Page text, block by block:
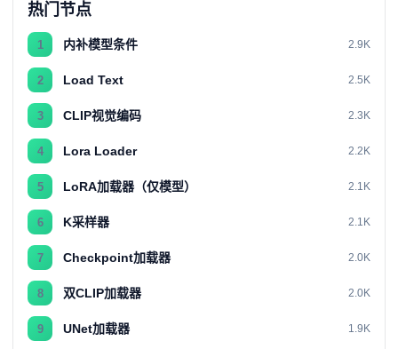
热门节点
1 内补模型条件 2.9K
2 Load Text 2.5K
3 CLIP视觉编码 2.3K
4 Lora Loader 2.2K
5 LoRA加载器（仅模型） 2.1K
6 K采样器 2.1K
7 Checkpoint加载器 2.0K
8 双CLIP加载器 2.0K
9 UNet加载器 1.9K